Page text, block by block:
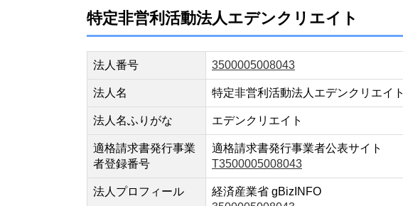
特定非営利活動法人エデンクリエイト
法人番号 3500005008043
法人名 特定非営利活動法人エデンクリエイト
法人名ふりがな エデンクリエイト
適格請求書発行事業
者登録番号
適格請求書発行事業者公表サイト
T3500005008043
法人プロフィール
経済産業省 gBizINFO